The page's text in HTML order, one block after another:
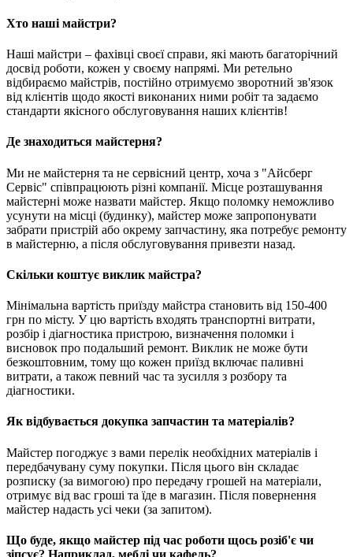
Хто наші майстри?
Наші майстри – фахівці своєї справи, які мають багаторічний
досвід роботи, кожен у своєму напрямі. Ми ретельно
відбираємо майстрів, постійно отримуємо зворотний зв'язок
від клієнтів щодо якості виконаних ними робіт та задаємо
стандарти якісного обслуговування наших клієнтів!
Де знаходиться майстерня?
Ми не майстерня та не сервісний центр, хоча з "Айсберг
Сервіс" співпрацюють різні компанії. Місце розташування
майстерні може назвати майстер. Якщо поломку неможливо
усунути на місці (будинку), майстер може запропонувати
забрати пристрій або окрему запчастину, яка потребує ремонту
в майстерню, а після обслуговування привезти назад.
Скільки коштує виклик майстра?
Мінімальна вартість приїзду майстра становить від 150-400
грн по місту. У цю вартість входять транспортні витрати,
розбір і діагностика пристрою, визначення поломки і
висновок про подальший ремонт. Виклик не може бути
безкоштовним, тому що кожен приїзд включає паливні
витрати, а також певний час та зусилля з розбору та
діагностики.
Як відбувається докупка запчастин та матеріалів?
Майстер погоджує з вами перелік необхідних матеріалів і
передбачувану суму покупки. Після цього він складає
розписку (за вимогою) про передачу грошей на матеріали,
отримує від вас гроші та їде в магазин. Після повернення
майстер надасть усі чеки (за запитом).
Що буде, якщо майстер під час роботи щось розіб'є чи
зіпсує? Наприклад, меблі чи кафель?